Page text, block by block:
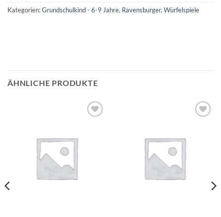
Kategorien:Grundschulkind - 6-9 Jahre, Ravensburger, Würfelspiele
ÄHNLICHE PRODUKTE